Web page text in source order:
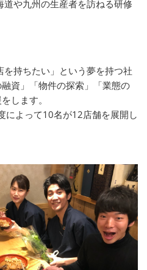
道や九州の生産者を訪ねる研修
を持ちたい」という夢を持つ社
資」「物件の探索」「業態の
します。
によって10名が12店舗を展開し